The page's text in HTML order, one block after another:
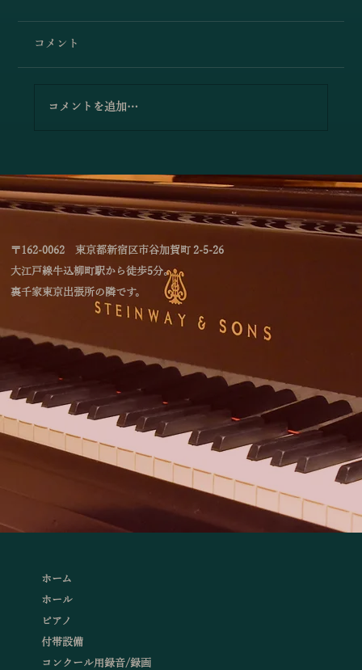
ル Deux piano －対話と共鳴―」のお知
らせ
コメント
コメントを追加…
〒162-0062 東京都新宿区市谷加賀町 2-5-26
大江戸線牛込柳町駅から徒歩5分。
裏千家東京出張所の隣です。
ホーム
ホール
ピアノ
付帯設備
コンクール用録音/録画